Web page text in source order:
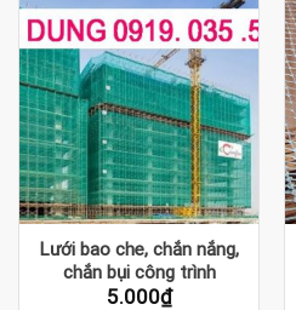
Lưới bao che, chắn nắng,
chắn bụi công trình
5.000₫